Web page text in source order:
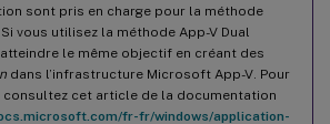
sont pris en charge pour la méthode
vous utilisez la méthode App-V Dual
le même objectif en créant des
dans l’infrastructure Microsoft App-V. Pour
consultez cet article de la documentation
fr-fr/windows/application-